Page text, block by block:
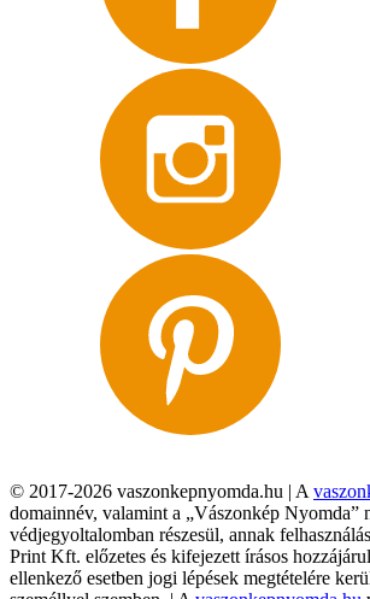
© 2017-2026 vaszonkepnyomda.hu | A
domainnév, valamint a „Vászonkép Nyomda”
védjegyoltalomban részesül, annak
Print Kft. előzetes és kifejezett írásos
ellenkező esetben jogi lépések megtételére